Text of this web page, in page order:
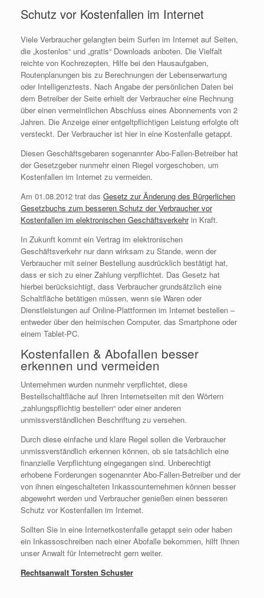
Schutz vor Kostenfallen im Internet
Viele Verbraucher gelangten beim Surfen im Internet auf Seiten,
die „kostenlos“ und „gratis“ Downloads anboten. Die Vielfalt
reichte von Kochrezepten, Hilfe bei den Hausaufgaben,
Routenplanungen bis zu Berechnungen der Lebenserwartung
oder Intelligenztests. Nach Angabe der persönlichen Daten bei
dem Betreiber der Seite erhielt der Verbraucher eine Rechnung
über einen vermeintlichen Abschluss eines Abonnements von 2
Jahren. Die Anzeige einer entgeltpflichtigen Leistung erfolgte oft
versteckt. Der Verbraucher ist hier in eine Kostenfalle getappt.
Diesen Geschäftsgebaren sogenannter Abo-Fallen-Betreiber hat
der Gesetzgeber nunmehr einen Riegel vorgeschoben, um
Kostenfallen im Internet zu vermeiden.
Am 01.08.2012 trat das Gesetz zur Änderung des Bürgerlichen
Gesetzbuchs zum besseren Schutz der Verbraucher vor
Kostenfallen im elektronischen Geschäftsverkehrin Kraft.
In Zukunft kommt ein Vertrag im elektronischen
Geschäftsverkehr nur dann wirksam zu Stande, wenn der
Verbraucher mit seiner Bestellung ausdrücklich bestätigt hat,
dass er sich zu einer Zahlung verpflichtet. Das Gesetz hat
hierbei berücksichtigt, dass Verbraucher grundsätzlich eine
Schaltfläche betätigen müssen, wenn sie Waren oder
Dienstleistungen auf Online-Plattformen im Internet bestellen –
entweder über den heimischen Computer, das Smartphone oder
einem Tablet-PC.
Kostenfallen & Abofallen besser
erkennen und vermeiden
Unternehmen wurden nunmehr verpflichtet, diese
Bestellschaltfläche auf Ihren Internetseiten mit den Wörtern
„zahlungspflichtig bestellen“ oder einer anderen
unmissverständlichen Beschriftung zu versehen.
Durch diese einfache und klare Regel sollen die Verbraucher
unmissverständlich erkennen können, ob sie tatsächlich eine
finanzielle Verpflichtung eingegangen sind. Unberechtigt
erhobene Forderungen sogenannter Abo-Fallen-Betreiber und der
von ihnen eingeschalteten Inkassounternehmen können besser
abgewehrt werden und Verbraucher genießen einen besseren
Schutz vor Kostenfallen im Internet.
Sollten Sie in eine Internetkostenfalle getappt sein oder haben
ein Inkassoschreiben nach einer Abofalle bekommen, hilft Ihnen
unser Anwalt für Internetrecht gern weiter.
Rechtsanwalt Torsten Schuster